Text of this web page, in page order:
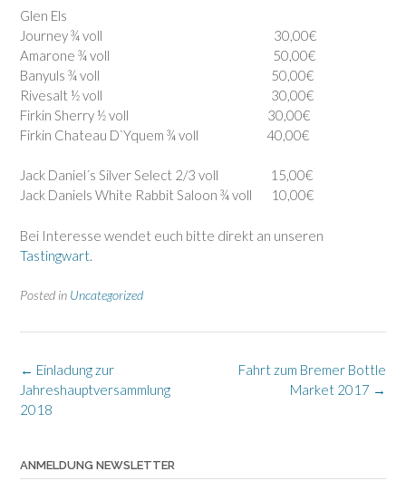
Glen Els
Journey ¾ voll 30,00€
Amarone ¾ voll 50,00€
Banyuls ¾ voll 50,00€
Rivesalt ½ voll 30,00€
Firkin Sherry ½ voll 30,00€
Firkin Chateau D`Yquem ¾ voll 40,00€
Jack Daniel´s Silver Select 2/3 voll 15,00€
Jack Daniels White Rabbit Saloon ¾ voll 10,00€
Bei Interesse wendet euch bitte direkt an unseren
Tastingwart
Posted in Uncategorized
Post
navigation
Fahrt zum Bremer Bottle
Market 2017 →
← Einladung zur
Jahreshauptversammlung
2018
ANMELDUNG NEWSLETTER